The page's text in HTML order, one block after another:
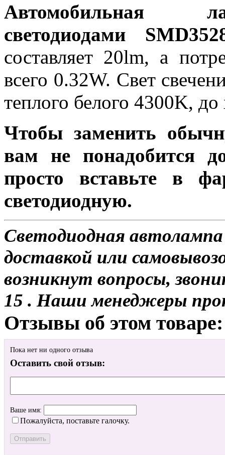
светодиодами
составляет 20lm, а
всего 0.32W. Свет
теплого белого 4300K,
Чтобы заменить
вам не понадобится
просто вставьте в
светодиодную.
Светодиодная
доставкой или
возникнут вопросы,
15 . Наши менеджеры
Отзывы об этом товаре:
Пока нет ни одного отзыва
Оставить свой отзыв:
Ваше имя:
Пожалуйста, поставьте галочку.